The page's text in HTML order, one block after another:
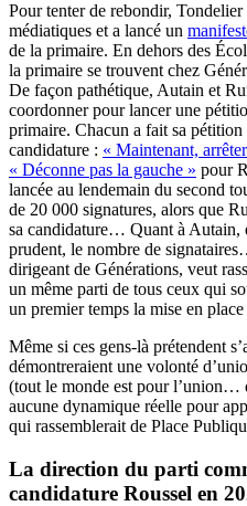
Pour tenter de rebondir,
médiatiques et a lancé un
de la primaire. En dehors des
la primaire se trouvent chez
De façon pathétique, Autain et
coordonner pour lancer une
primaire. Chacun a fait sa
candidature : « Maintenant,
« Déconne pas la gauche » pour
lancée au lendemain du second
de 20 000 signatures, alors que
sa candidature… Quant à Autain,
prudent, le nombre de
dirigeant de Générations, veut
un même parti de tous ceux qui
un premier temps la mise en
Même si ces gens-là prétendent
démontreraient une volonté
(tout le monde est pour l’union…
aucune dynamique réelle pour
qui rassemblerait de Place
La direction du parti
candidature Roussel en